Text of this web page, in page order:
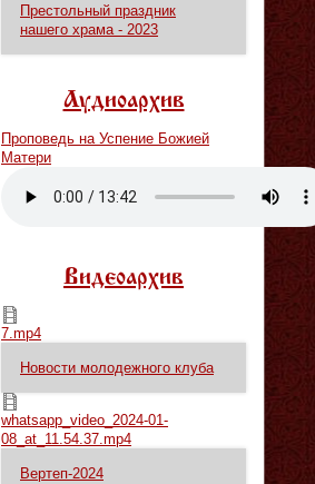
Престольный праздник
нашего храма - 2023
Аудиоархив
Проповедь на Успение Божией
Матери
Видеоархив
7.mp4
7.mp4
Новости молодежного клуба
whatsapp_video_2024-01-08_at_11.54.37.mp4
whatsapp_video_2024-01-
08_at_11.54.37.mp4
Вертеп-2024